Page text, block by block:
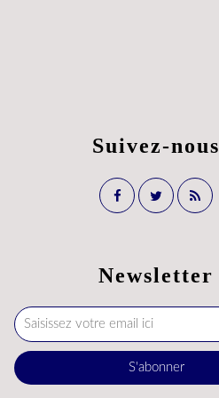
Newsletter
Suivez-nous